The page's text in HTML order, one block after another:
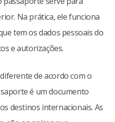
Na prática, ele funciona
tem os dados pessoais do
e autorizações.
de acordo com o
é um documento
destinos internacionais. As